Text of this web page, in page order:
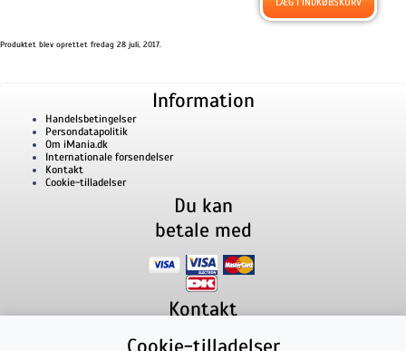
Produktet blev oprettet fredag 28 juli, 2017.
Information
Handelsbetingelser
Persondatapolitik
Om iMania.dk
Internationale forsendelser
Kontakt
Cookie-tilladelser
Du kan
betale med
Kontakt
Lillevorde Kær 29280 Storvorde
Cookie-tilladelser